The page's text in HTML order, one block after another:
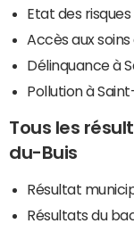
Etat des
Accès aux
Délinquance à
Pollution à
Tous les
du-Buis
Résultat
Résultats du